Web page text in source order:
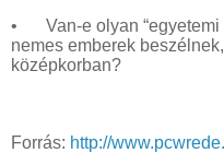
•
Van-e olyan
nemes emberek
középkorban?
Forrás: http://